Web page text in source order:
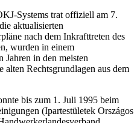
Systems trat offiziell am 7.
aktualisierten
nach dem Inkrafttreten des
wurden in einem
Jahren in den meisten
Rechtsgrundlagen aus dem
bis zum 1. Juli 1995 beim
(Ipartestületek Országos